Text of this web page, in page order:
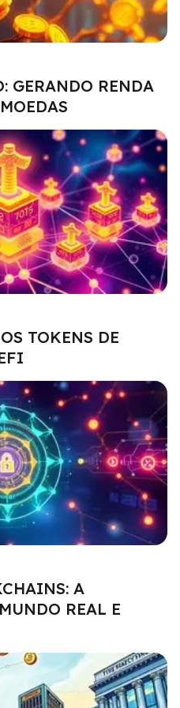
GERANDO RENDA
TOKENS DE
A
REAL E